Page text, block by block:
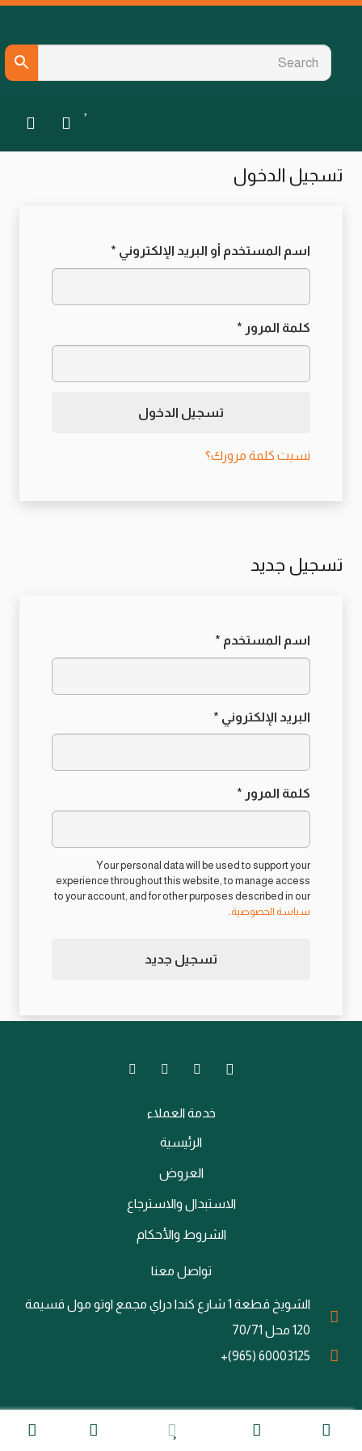
تسجيل الدخول
اسم المستخدم أو البريد الإلكتروني *
كلمة المرور *
تسجيل الدخول
نسيت كلمة مرورك؟
تسجيل جديد
اسم المستخدم *
البريد الإلكتروني *
كلمة المرور *
Your personal data will be used to support your
experience throughout this website, to manage access
to your account, and for other purposes described in our
سياسة الخصوصية.
تسجيل جديد
خدمة العملاء
الرئيسية
العروض
الاستبدال والاسترجاع
الشروط والأحكام
تواصل معنا
الشويخ قطعة 1 شارع كندا دراي مجمع اوتو مول قسيمة
120 محل 70/71
60003125 (965)+
@ جميع الحقوق محفوظة لشركة Overboost || تصميم وبرمجة شركة توكان